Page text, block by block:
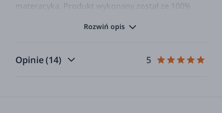
materacyka. Produkt wykonany został ze 100%
dla wrażliwej skóry noworodka – materiał posiada
cieplny, zapobiega przegrzaniu. Tkanina posiada
certyfikat OEKO-TEX standard 100 w klasie I, który
Rozwiń opis
Opinie(14) 5